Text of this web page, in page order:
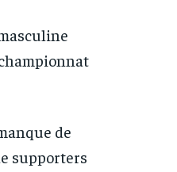
1-MONTH
1-MONTH
de
supporters